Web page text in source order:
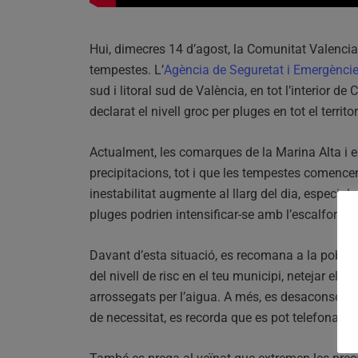
Hui, dimecres 14 d’agost, la Comunitat
tempestes. L’Agència de Seguretat i
sud i litoral sud de València, en tot l’interior de
declarat el nivell groc per pluges en tot el
Actualment, les comarques de la Marina Alta i
precipitacions, tot i que les tempestes
inestabilitat augmente al llarg del dia,
pluges podrien intensificar-se amb l’escalfor del
Davant d’esta situació, es recomana a la
del nivell de risc en el teu municipi, netejar els
arrossegats per l’aigua. A més, es
de necessitat, es recorda que es pot telefonar